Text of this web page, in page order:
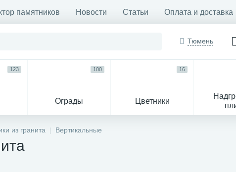
памятников Новости Статьи Оплата и доставка
Тюмень
123
Ограды
100
Цветники
16
из гранита Вертикальные